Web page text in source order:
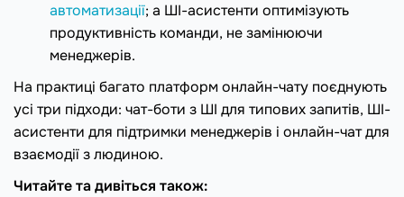
автоматизації; а ШІ-асистенти оптимізують
продуктивність команди, не замінюючи
менеджерів.
На практиці багато платформ онлайн-чату поєднують
усі три підходи: чат-боти з ШІ для типових запитів, ШІ-
асистенти для підтримки менеджерів і онлайн-чат для
взаємодії з людиною.
Читайте та дивіться також: